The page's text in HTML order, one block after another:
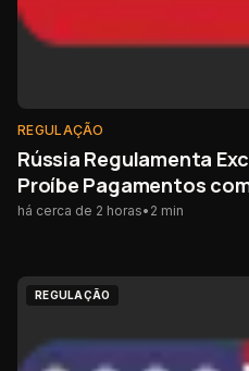
REGULAÇÃO
Rússia Regulamenta
Proíbe Pagamentos
há cerca de 2 horas• 2 min
REGULAÇÃO